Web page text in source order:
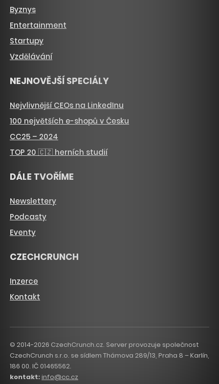
Byznys
Entertainment
Startupy
Vzdělávání
NEJNOVĚJŠÍ SPECIÁLY
Nejvlivnější CEOs na LinkedInu
100 největších e-shopů v Česku
CC25 – 2024
TOP 20 🇨🇿 herních studií
DÁLE TVOŘÍME
Newslettery
Podcasty
Eventy
CZECHCRUNCH
Inzerce
Kontakt
© 2014-2026 CzechCrunch.cz. Server provozuje společnost
CzechCrunch s.r.o. se sídlem Thámova 289/13, Praha 8 – Karlín,
186 00. IČ 01465562.
kontakt:info@cc.cz